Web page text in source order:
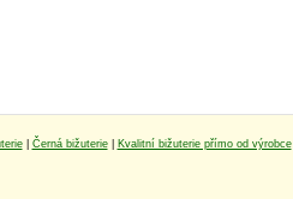
| Černá bižuterie|
Kvalitní bižuterie přímo od výrobce